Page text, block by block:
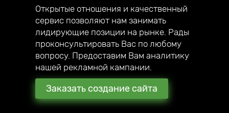
Делаемстильные сайты,
которые вас вдохновляют!
Приветствую, меня зовут Андрей
Юзефович, я руководитель компании
Unicode-Profi
Мы стараемся превзойти ожидания наших
Открытые отношения и качественный
сервис позволяют нам занимать
лидирующие позиции на рынке. Рады
проконсультировать Вас по любому
вопросу. Предоставим Вам аналитику
нашей рекламной кампании.
Заказать создание сайта